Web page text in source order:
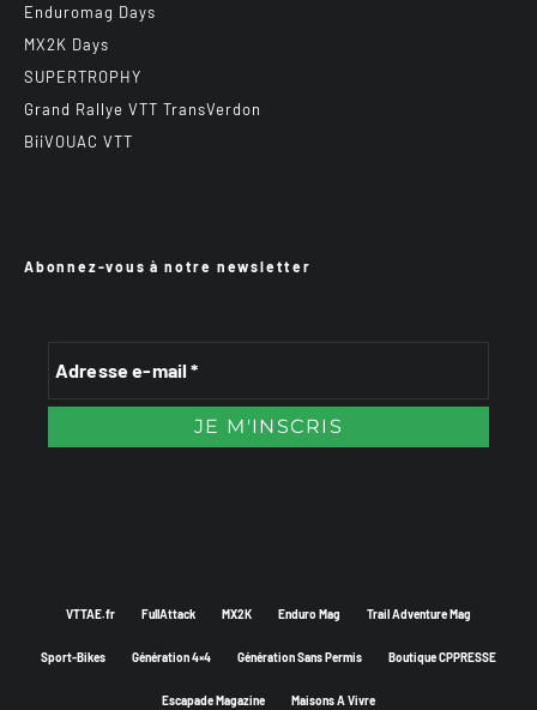
Enduromag Days
MX2K Days
SUPERTROPHY
Grand Rallye VTT TransVerdon
BiiVOUAC VTT
Abonnez-vous à notre newsletter
VTTAE.fr FullAttack MX2K Enduro Mag Trail Adventure Mag
Sport-Bikes Génération 4×4 Génération Sans Permis Boutique CPPRESSE
Escapade Magazine Maisons A Vivre